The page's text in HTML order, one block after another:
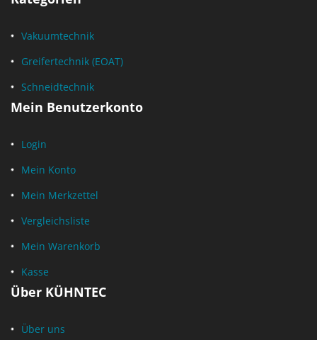
Vakuumtechnik
Greifertechnik (EOAT)
Schneidtechnik
Mein Benutzerkonto
Login
Mein Konto
Mein Merkzettel
Vergleichsliste
Mein Warenkorb
Kasse
Über KÜHNTEC
Über uns